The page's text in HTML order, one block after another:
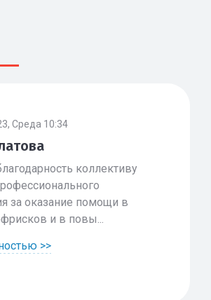
Среда 10:34
коллективу
за оказание помощи в
и в повы...
>>